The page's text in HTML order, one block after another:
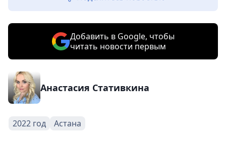
Добавить в Google, чтобы
читать новости первым
Анастасия Стативкина
2022 год Астана